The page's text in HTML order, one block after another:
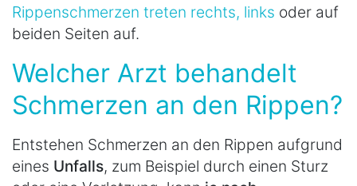
Rippenschmerzen treten rechts, links oder auf
beiden Seiten auf.
Welcher Arzt behandelt
Schmerzen an den Rippen?
Entstehen Schmerzen an den Rippen aufgrund
eines Unfalls, zum Beispiel durch einen Sturz